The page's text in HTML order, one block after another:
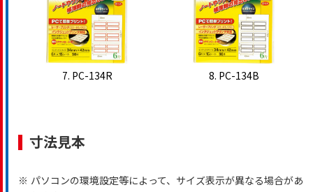
7. PC-134R 8. PC-134B
寸法見本
※ パソコンの環境設定等によって、サイズ表示が異なる場合があ